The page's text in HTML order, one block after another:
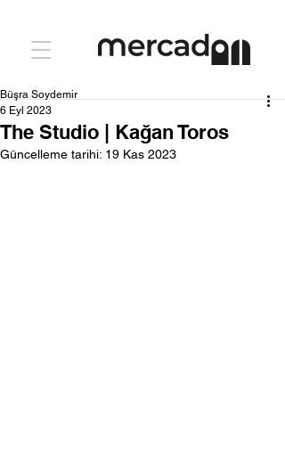
The Studio | Kağan Toros
Büşra Soydemir
6 Eyl 2023
Güncelleme tarihi: 19 Kas 2023